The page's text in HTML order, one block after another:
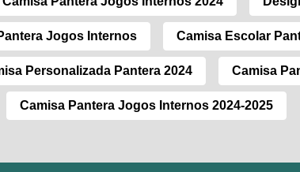
Jogos Internos Camisa Escolar
Personalizada Pantera 2024 Camisa
Camisa Pantera Jogos Internos 2024-2025